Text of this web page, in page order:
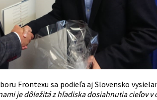
Frontexu sa podieľa aj Slovensko
je dôležitá z hľadiska dosiahnutia cieľov v